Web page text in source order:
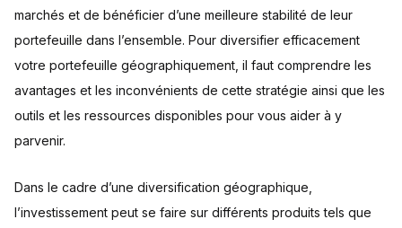
marchés et de bénéficier d’une meilleure stabilité de leur
portefeuille dans l’ensemble. Pour diversifier efficacement
votre portefeuille géographiquement, il faut comprendre les
avantages et les inconvénients de cette stratégie ainsi que les
outils et les ressources disponibles pour vous aider à y
parvenir.
Dans le cadre d’une diversification géographique,
l’investissement peut se faire sur différents produits tels que